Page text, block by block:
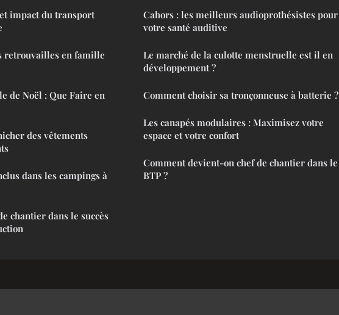
impact du transport
retrouvailles en famille
de Noël : Que Faire en
des vêtements
dans les campings à
chantier dans le succès
Cahors : les meilleurs audioprothésistes pour
votre santé auditive
Le marché de la culotte menstruelle est il en
développement ?
Comment choisir sa tronçonneuse à batterie ?
Les canapés modulaires : Maximisez votre
espace et votre confort
Comment devient-on chef de chantier dans le
BTP ?